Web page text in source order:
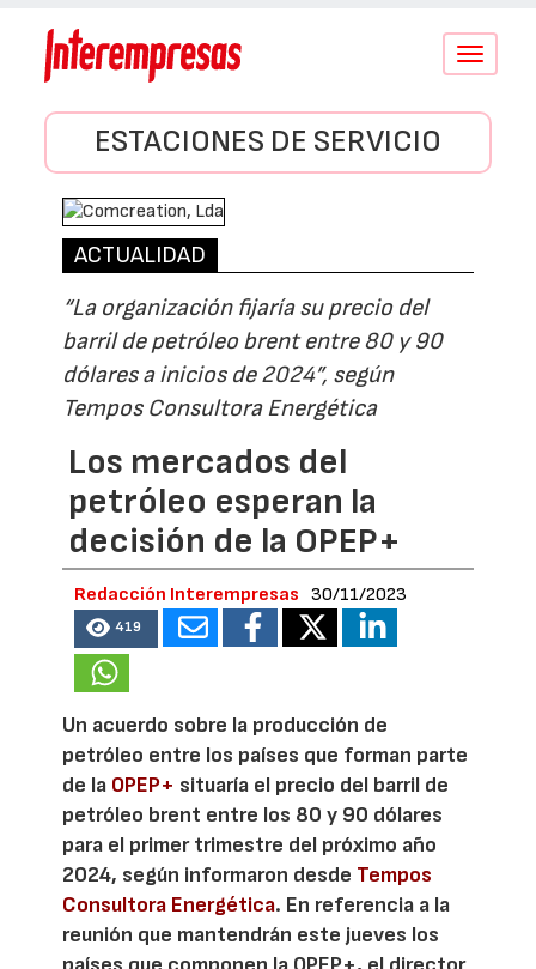
Conmutar
ESTACIONES DE SERVICIO
ACTUALIDAD
“La organización fijaría su precio del
barril de petróleo brent entre 80 y 90
dólares a inicios de 2024”, según
Tempos Consultora Energética
Los mercados del
petróleo esperan la
decisión de la OPEP+
Redacción Interempresas 30/11/2023
419
Un acuerdo sobre la producción de
petróleo entre los países que forman parte
de la OPEP+ situaría el precio del barril de
petróleo brent entre los 80 y 90 dólares
para el primer trimestre del próximo año
2024, según informaron desde Tempos
Consultora Energética. En referencia a la
reunión que mantendrán este jueves los